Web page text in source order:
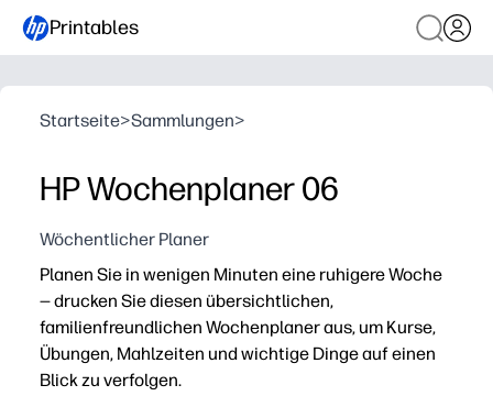
Printables
Startseite>Sammlungen>
HP Wochenplaner 06
Wöchentlicher Planer
Planen Sie in wenigen Minuten eine ruhigere Woche
— drucken Sie diesen übersichtlichen,
familienfreundlichen Wochenplaner aus, um Kurse,
Übungen, Mahlzeiten und wichtige Dinge auf einen
Blick zu verfolgen.